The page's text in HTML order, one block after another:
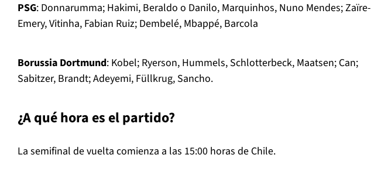
PSG: Donnarumma; Hakimi, Beraldo o Danilo, Marquinhos, Nuno Mendes; Zaïre-
Emery, Vitinha, Fabian Ruiz; Dembelé, Mbappé, Barcola
Borussia Dortmund: Kobel; Ryerson, Hummels, Schlotterbeck, Maatsen; Can;
Sabitzer, Brandt; Adeyemi, Füllkrug, Sancho.
¿A qué hora es el partido?
La semifinal de vuelta comienza a las 15:00 horas de Chile.